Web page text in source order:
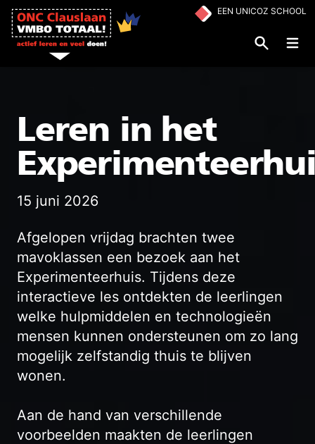
Ga naar de inhoud EEN UNICOZ SCHOOL
Leren in het
15 juni 2026
Afgelopen vrijdag brachten twee
mavoklassen een bezoek aan het
Experimenteerhuis. Tijdens deze
interactieve les ontdekten de leerlingen
welke hulpmiddelen en technologieën
mensen kunnen ondersteunen om zo lang
mogelijk zelfstandig thuis te blijven
wonen.
Aan de hand van verschillende
voorbeelden maakten de leerlingen